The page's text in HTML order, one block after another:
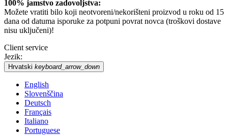
100% jamstvo zadovoljstva:
Možete vratiti bilo koji neotvoreni/nekorišteni proizvod u roku od 15
dana od datuma isporuke za potpuni povrat novca (troškovi dostave
nisu uključeni)!
Client service
Jezik:
Hrvatski keyboard_arrow_down
English
Slovenščina
Deutsch
Français
Italiano
Portuguese